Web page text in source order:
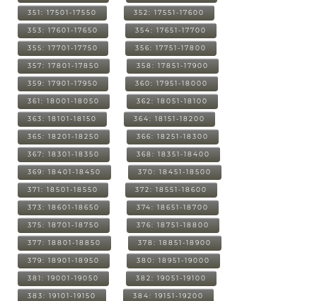
351: 17501-17550 352: 17551-17600
353: 17601-17650 354: 17651-17700
355: 17701-17750 356: 17751-17800
357: 17801-17850 358: 17851-17900
359: 17901-17950 360: 17951-18000
361: 18001-18050 362: 18051-18100
363: 18101-18150 364: 18151-18200
365: 18201-18250 366: 18251-18300
367: 18301-18350 368: 18351-18400
369: 18401-18450 370: 18451-18500
371: 18501-18550 372: 18551-18600
373: 18601-18650 374: 18651-18700
375: 18701-18750 376: 18751-18800
377: 18801-18850 378: 18851-18900
379: 18901-18950 380: 18951-19000
381: 19001-19050 382: 19051-19100
383: 19101-19150 384: 19151-19200